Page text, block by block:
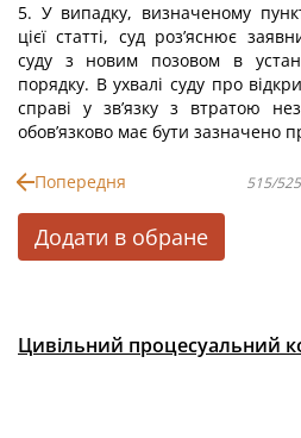
5. У випадку, визначеному
цієї статті, суд роз’яснює
суду з новим позовом в
порядку. В ухвалі суду про
справі у зв’язку з втратою
обов’язково має бути зазначено
Попередня 515/525
Додати в обране
Цивільний процесуальний